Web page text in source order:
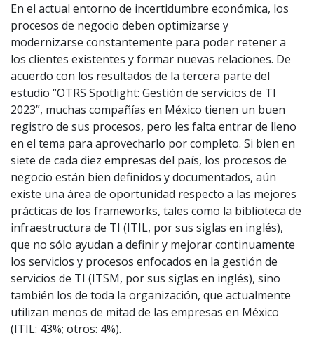
En el actual entorno de incertidumbre económica, los
procesos de negocio deben optimizarse y
modernizarse constantemente para poder retener a
los clientes existentes y formar nuevas relaciones. De
acuerdo con los resultados de la tercera parte del
estudio “OTRS Spotlight: Gestión de servicios de TI
2023”, muchas compañías en México tienen un buen
registro de sus procesos, pero les falta entrar de lleno
en el tema para aprovecharlo por completo. Si bien en
siete de cada diez empresas del país, los procesos de
negocio están bien definidos y documentados, aún
existe una área de oportunidad respecto a las mejores
prácticas de los frameworks, tales como la biblioteca de
infraestructura de TI (ITIL, por sus siglas en inglés),
que no sólo ayudan a definir y mejorar continuamente
los servicios y procesos enfocados en la gestión de
servicios de TI (ITSM, por sus siglas en inglés), sino
también los de toda la organización, que actualmente
utilizan menos de mitad de las empresas en México
(ITIL: 43%; otros: 4%).